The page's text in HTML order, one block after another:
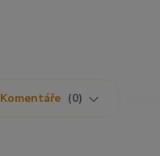
Komentáře 0